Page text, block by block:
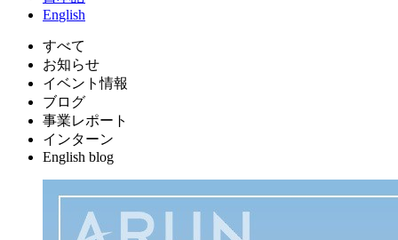
English
すべて
お知らせ
イベント情報
ブログ
事業レポート
インターン
English blog